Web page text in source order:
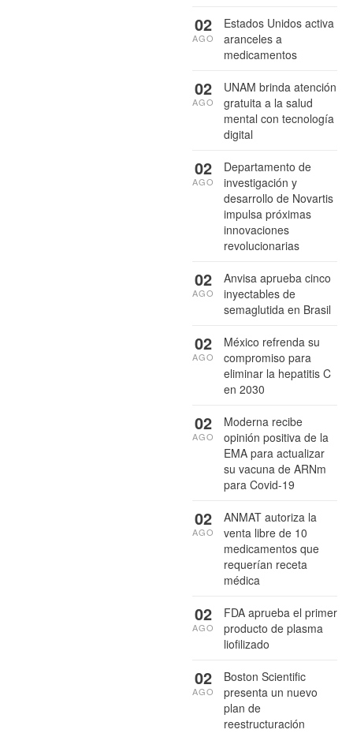
Estados Unidos activa
aranceles a
medicamentos
02
AGO
UNAM brinda atención
gratuita a la salud
mental con tecnología
digital
02
AGO
Departamento de
investigación y
desarrollo de Novartis
impulsa próximas
innovaciones
revolucionarias
02
AGO
Anvisa aprueba cinco
inyectables de
semaglutida en Brasil
02
AGO
México refrenda su
compromiso para
eliminar la hepatitis C
en 2030
02
AGO
Moderna recibe
opinión positiva de la
EMA para actualizar
su vacuna de ARNm
para Covid-19
02
AGO
ANMAT autoriza la
venta libre de 10
medicamentos que
requerían receta
médica
02
AGO
FDA aprueba el primer
producto de plasma
liofilizado
02
AGO
Boston Scientific
presenta un nuevo
plan de
reestructuración
02
AGO